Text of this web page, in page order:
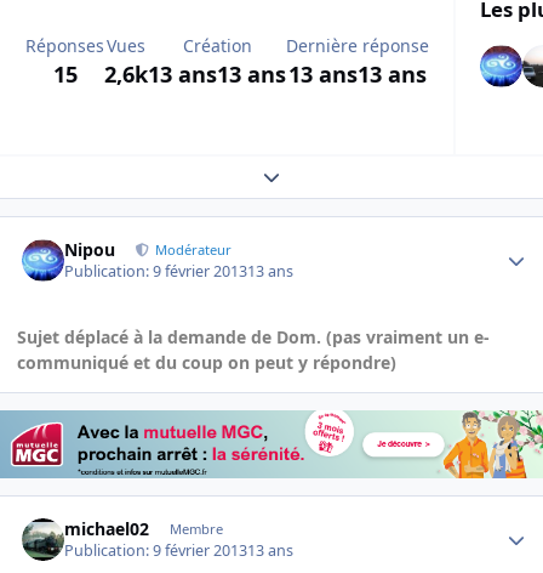
Réponses
15
Vues
2,6k
Création
13 ans13 ans
Dernière réponse
13 ans13 ans
Les
Expand topic overview
Nipou Modérateur
Publication:9 février 201313 ans
Sujet déplacé à la demande de Dom. (pas vraiment un e-
communiqué et du coup on peut y répondre)
michael02 Membre
Publication:9 février 201313 ans